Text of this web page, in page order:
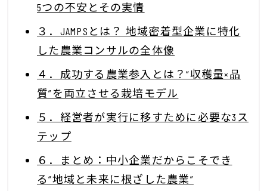
5つの不安とその実情
３．JAMPSとは？ 地域密着型企業に特化
した農業コンサルの全体像
４．成功する農業参入とは？“収穫量×品
質”を両立させる栽培モデル
５．経営者が実行に移すために必要な3ス
テップ
６．まとめ：中小企業だからこそでき
る“地域と未来に根ざした農業”